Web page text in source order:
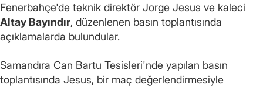
Fenerbahçe'de teknik direktör Jorge Jesus ve kaleci
Altay Bayındır, düzenlenen basın toplantısında
açıklamalarda bulundular.
Samandıra Can Bartu Tesisleri'nde yapılan basın
toplantısında Jesus, bir maç değerlendirmesiyle